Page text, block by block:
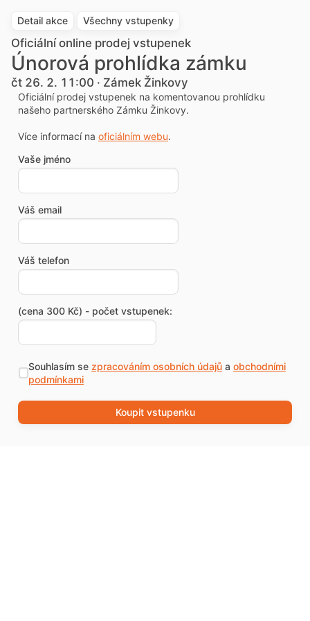
Detail akce Všechny vstupenky
Oficiální online prodej vstupenek
Únorová prohlídka zámku
čt 26. 2. 11:00 · Zámek Žinkovy
Oficiální prodej vstupenek na komentovanou prohlídku
našeho partnerského Zámku Žinkovy.
Více informací na oficiálním webu.
Vaše jméno
Váš email
Váš telefon
(cena 300 Kč) - počet vstupenek:
Souhlasím se zpracováním osobních údajůa obchodními
podmínkami
Koupit vstupenku